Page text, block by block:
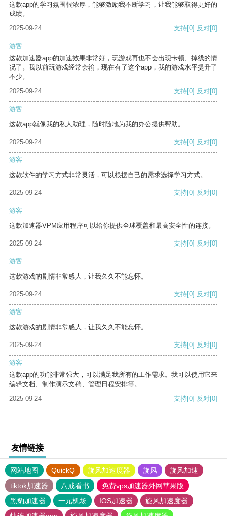
这款app的学习氛围很浓厚，能够激励我不断学习，让我能够取得更好的
成绩。
2025-09-24
支持[0] 反对[0]
游客
这款加速器app的加速效果非常好，玩游戏再也不会出现卡顿、掉线的情
况了。我以前玩游戏经常会输，现在有了这个app，我的游戏水平提升了
不少。
2025-09-24
支持[0] 反对[0]
游客
这款app就像我的私人助理，随时随地为我的办公提供帮助。
2025-09-24 支持[0] 反对[0]
游客
这款软件的学习方式非常灵活，可以根据自己的需求选择学习方式。
2025-09-24 支持[0] 反对[0]
游客
这款加速器VPM应用程序可以给你提供全球覆盖和最高安全性的连接。
2025-09-24 支持[0] 反对[0]
游客
这款游戏的剧情非常感人，让我久久不能忘怀。
2025-09-24 支持[0] 反对[0]
游客
这款游戏的剧情非常感人，让我久久不能忘怀。
2025-09-24 支持[0] 反对[0]
游客
这款app的功能非常强大，可以满足我所有的工作需求。我可以使用它来
编辑文档、制作演示文稿、管理日程安排等。
2025-09-24
支持[0] 反对[0]
友情链接
网站地图 QuickQ 旋风加速度器 旋风
旋风加速
tiktok加速器
八戒看书
免费vps加速器外网苹果版
黑豹加速器
一元机场 IOS加速器
旋风加速度器